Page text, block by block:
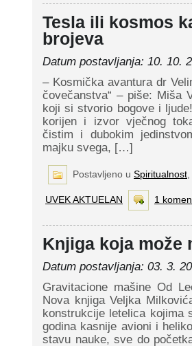
Tesla ili kosmos
brojeva
Datum postavljanja: 10. 10.
– Kosmička avantura dr
čovečanstva“ – piše: Miša
koji si stvorio bogove i
korijen i izvor vječnog
čistim i dubokim
majku svega, […]
Postavljeno u Spiritualnost
UVEK AKTUELAN 1
Knjiga koja može
Datum postavljanja: 03. 3.
Gravitacione mašine Od
Nova knjiga Veljka
konstrukcije letelica kojima
godina kasnije avioni i
stavu nauke, sve do